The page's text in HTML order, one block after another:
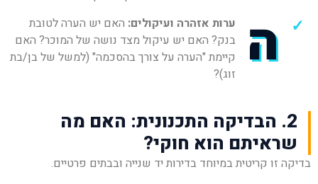
ה ערות אזהרה ועיקולים: האם יש הערה לטובת
בנק? האם יש עיקול מצד נושה של המוכר? האם
קיימת "הערה על צורך בהסכמה" (למשל של בן/בת
זוג)?
2. הבדיקה התכנונית: האם מה
שראיתם הוא חוקי?
בדיקה זו קריטית במיוחד בדירות יד שנייה ובבתים פרטיים.